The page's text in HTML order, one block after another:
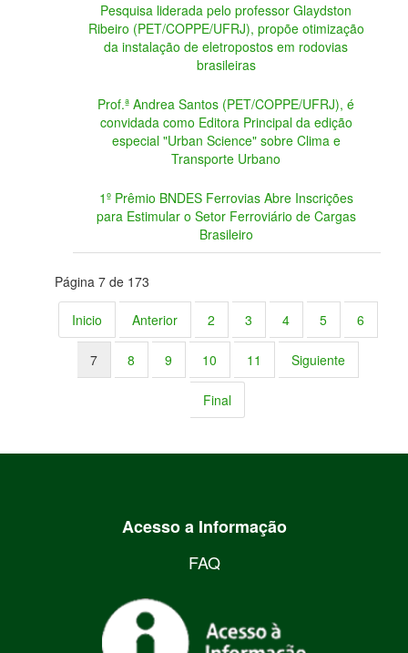
Pesquisa liderada pelo professor Glaydston
Ribeiro (PET/COPPE/UFRJ), propõe otimização
da instalação de eletropostos em rodovias
brasileiras
Prof.ª Andrea Santos (PET/COPPE/UFRJ), é
convidada como Editora Principal da edição
especial "Urban Science" sobre Clima e
Transporte Urbano
1º Prêmio BNDES Ferrovias Abre Inscrições
para Estimular o Setor Ferroviário de Cargas
Brasileiro
Página 7 de 173
Inicio Anterior 2 3 4 5 6
7 8 9 10 11 Siguiente
Final
Acesso a Informação
FAQ